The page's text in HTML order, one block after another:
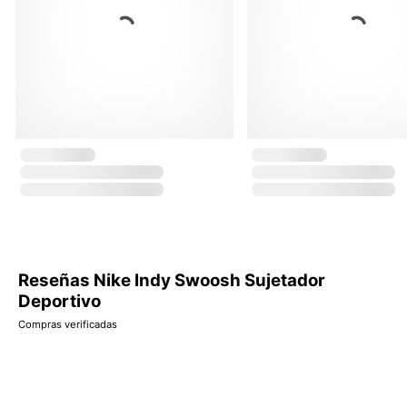
Reseñas Nike Indy Swoosh Sujetador
Deportivo
Compras verificadas